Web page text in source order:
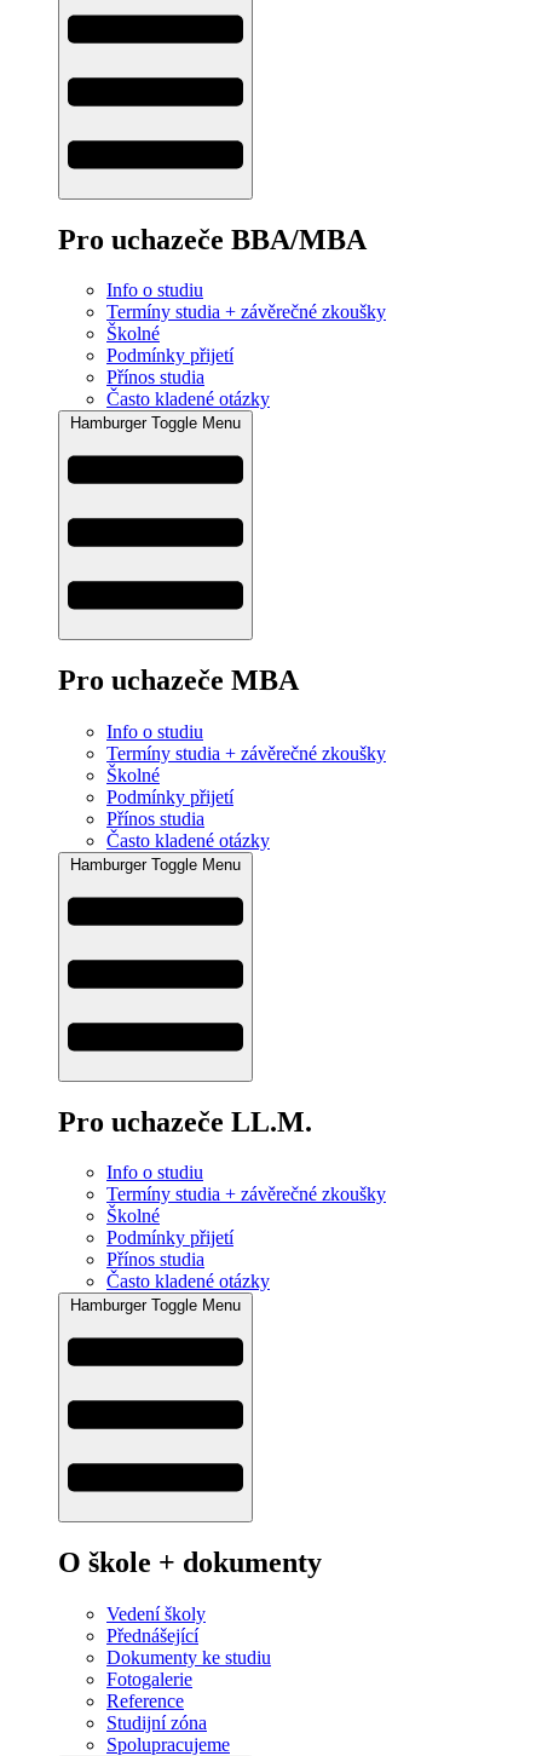
Pro uchazeče BBA/MBA
Info o studiu
Termíny studia + závěrečné zkoušky
Školné
Podmínky přijetí
Přínos studia
Často kladené otázky
Hamburger Toggle Menu
Pro uchazeče MBA
Info o studiu
Termíny studia + závěrečné zkoušky
Školné
Podmínky přijetí
Přínos studia
Často kladené otázky
Hamburger Toggle Menu
Pro uchazeče LL.M.
Info o studiu
Termíny studia + závěrečné zkoušky
Školné
Podmínky přijetí
Přínos studia
Často kladené otázky
Hamburger Toggle Menu
O škole + dokumenty
Vedení školy
Přednášející
Dokumenty ke studiu
Fotogalerie
Reference
Studijní zóna
Spolupracujeme